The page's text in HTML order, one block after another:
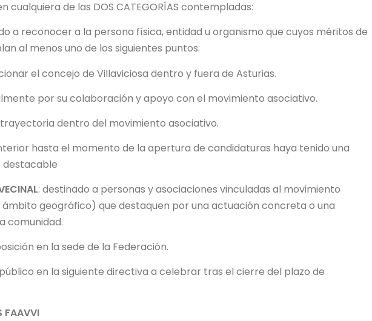
cualquiera de las DOS CATEGORÍAS contempladas:
a reconocer a la persona física, entidad u organismo que cuyos méritos de
al menos uno de los siguientes puntos:
el concejo de Villaviciosa dentro y fuera de Asturias.
por su colaboración y apoyo con el movimiento asociativo.
dentro del movimiento asociativo.
hasta el momento de la apertura de candidaturas haya tenido una
: destinado a personas y asociaciones vinculadas al movimiento
geográfico) que destaquen por una actuación concreta o una
comunidad.
en la sede de la Federación.
en la siguiente directiva a celebrar tras el cierre del plazo de
FAAVVI